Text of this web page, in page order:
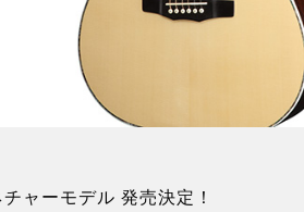
ャーモデル 発売決定！